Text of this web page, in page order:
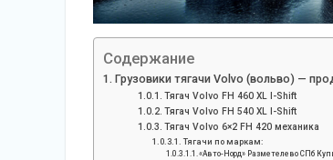
Содержание
Грузовики тягачи Volvo (вольво) —
Тягач Volvo FH 460 XL I-Shift
Тягач Volvo FH 540 XL I-Shift
Тягач Volvo 6×2 FH 420 механика
Тягачи по маркам:
«Авто-Норд» Разметелево СПб